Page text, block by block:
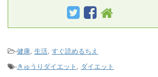
-健康, 生活, すぐ読めるちえ
-きゅうりダイエット , ダイエット